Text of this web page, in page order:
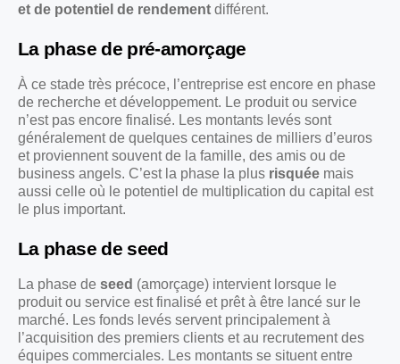
et de potentiel de rendement différent.
La phase de pré-amorçage
À ce stade très précoce, l’entreprise est encore en phase
de recherche et développement. Le produit ou service
n’est pas encore finalisé. Les montants levés sont
généralement de quelques centaines de milliers d’euros
et proviennent souvent de la famille, des amis ou de
business angels. C’est la phase la plus risquée mais
aussi celle où le potentiel de multiplication du capital est
le plus important.
La phase de seed
La phase de seed (amorçage) intervient lorsque le
produit ou service est finalisé et prêt à être lancé sur le
marché. Les fonds levés servent principalement à
l’acquisition des premiers clients et au recrutement des
équipes commerciales. Les montants se situent entre